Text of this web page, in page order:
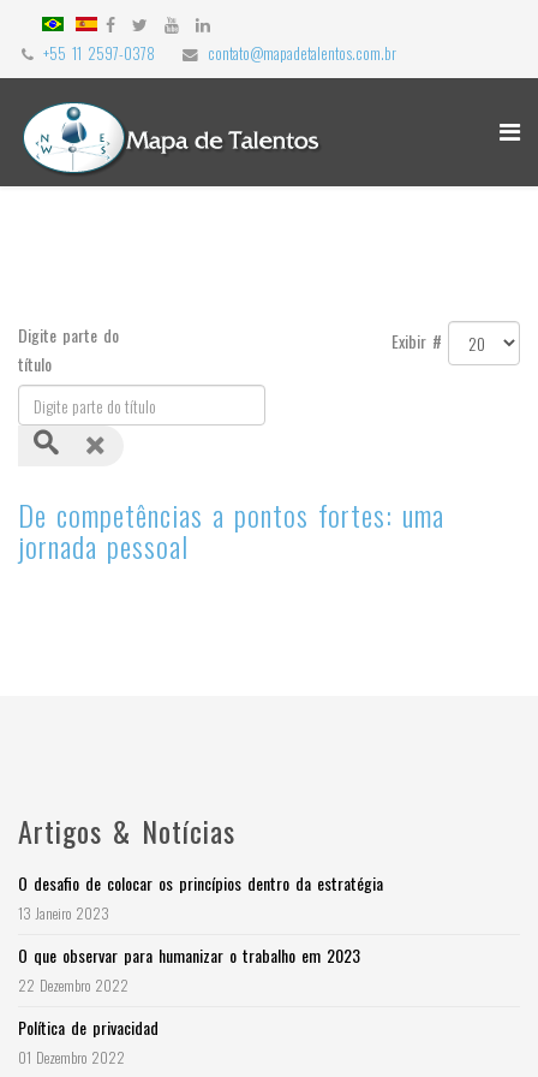
+55 11 2597-0378 contato@mapadetalentos.com.br
Digite parte do
título
Exibir #
De competências a pontos fortes: uma
jornada pessoal
Artigos & Notícias
O desafio de colocar os princípios dentro da estratégia
13 Janeiro 2023
O que observar para humanizar o trabalho em 2023
22 Dezembro 2022
Política de privacidad
01 Dezembro 2022